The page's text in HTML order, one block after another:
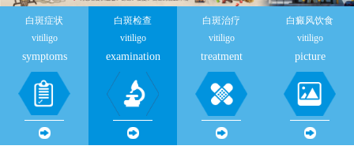
白斑症状
vitiligo
symptoms
白斑检查
vitiligo
examination
白斑治疗
vitiligo
treatment
白癜风饮食
vitiligo
picture